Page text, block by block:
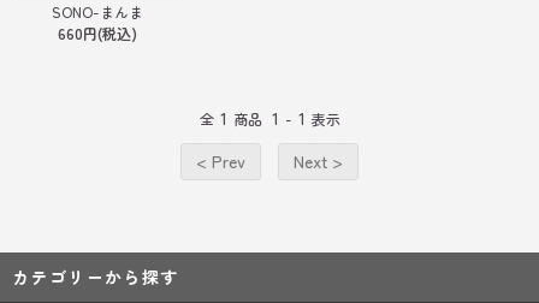
SONO-まんま
660円(税込)
全 1 商品 1 - 1 表示
< Prev Next >
カテゴリーから探す